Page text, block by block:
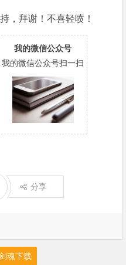
，拜谢！不喜轻喷！
我的微信公众号
我的微信公众号扫一扫
分享
魂下载